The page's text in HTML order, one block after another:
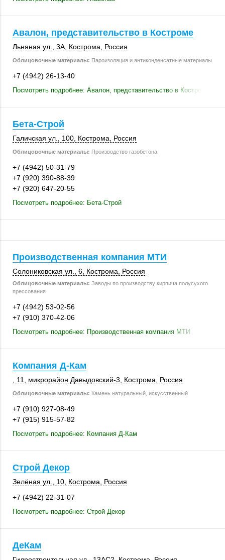
Авалон, представительство в Костроме
Льняная ул., 3А Кострома Россия
Облицовочные материалы: Пароизоляция и антиконденсатные материалы
+7 (4942) 26-13-40
Посмотреть подробнее: Авалон, представительство в Костроме
Бета-Строй
Галичская ул. 100 Кострома Россия
Облицовочные материалы: Производство газобетона
+7 (4942) 50-31-79
+7 (920) 390-88-39
+7 (920) 647-20-55
Посмотреть подробнее: Бета-Строй
Производственная компания МТИ
Солониковская ул., 6, Кострома Россия
Облицовочные материалы: Заводы по производству кирпича полусухого
прессования
+7 (4942) 53-02-56
+7 (910) 370-42-06
Посмотреть подробнее: Производственная компания МТИ
Компания Д-Кам
, 11 , микрорайон Давыдовский-3, Кострома Россия
Облицовочные материалы: Камень натуральный, искусственный
+7 (910) 927-08-49
+7 (915) 915-57-82
Посмотреть подробнее: Компания Д-Кам
Строй Декор
Зелёная ул., 10 Кострома
Россия
+7 (4942) 22-31-07
Посмотреть подробнее: Строй Декор
ДеКам